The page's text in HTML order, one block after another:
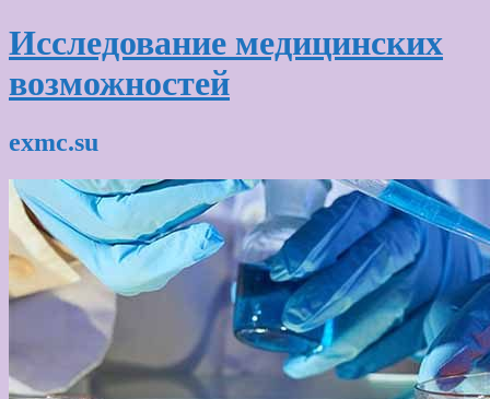
Исследование медицинских
возможностей
exmc.su